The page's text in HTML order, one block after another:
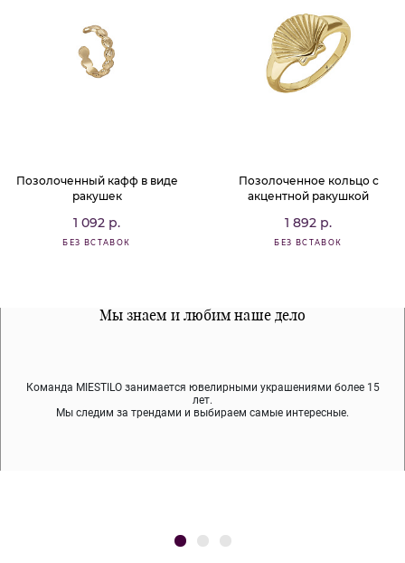
Позолоченный кафф в виде
ракушек
1 092 р.
БЕЗ ВСТАВОК
Позолоченное кольцо с
акцентной ракушкой
1 892 р.
БЕЗ ВСТАВОК
Мы знаем и любим наше дело
Команда MIESTILO занимается ювелирными украшениями более 15
лет.
Мы следим за трендами и выбираем самые интересные.
Все наши материалы гипоалергенны
Мы используем покрытие (родий, ювелирный сплав), которое не
содержит никеля и свинца — это исключает аллергию.
Примерка перед покупкой
Во время доставки спокойно примеряйте украшения, выбирайте те,
что вам нравятся, остальные заберёт курьер.